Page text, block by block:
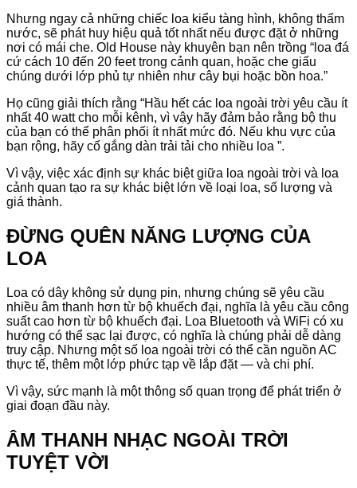
Nhưng ngay cả những chiếc loa kiểu tàng hình, không thấm
nước, sẽ phát huy hiệu quả tốt nhất nếu được đặt ở những
nơi có mái che. Old House này khuyên bạn nên trồng “loa đá
cứ cách 10 đến 20 feet trong cảnh quan, hoặc che giấu
chúng dưới lớp phủ tự nhiên như cây bụi hoặc bồn hoa.”
Họ cũng giải thích rằng “Hầu hết các loa ngoài trời yêu cầu ít
nhất 40 watt cho mỗi kênh, vì vậy hãy đảm bảo rằng bộ thu
của bạn có thể phân phối ít nhất mức đó. Nếu khu vực của
bạn rộng, hãy cố gắng dàn trải tải cho nhiều loa ”.
Vì vậy, việc xác định sự khác biệt giữa loa ngoài trời và loa
cảnh quan tạo ra sự khác biệt lớn về loại loa, số lượng và
giá thành.
ĐỪNG QUÊN NĂNG LƯỢNG CỦA
LOA
Loa có dây không sử dụng pin, nhưng chúng sẽ yêu cầu
nhiều âm thanh hơn từ bộ khuếch đại, nghĩa là yêu cầu công
suất cao hơn từ bộ khuếch đại. Loa Bluetooth và WiFi có xu
hướng có thể sạc lại được, có nghĩa là chúng phải dễ dàng
truy cập. Nhưng một số loa ngoài trời có thể cần nguồn AC
thực tế, thêm một lớp phức tạp về lắp đặt — và chi phí.
Vì vậy, sức mạnh là một thông số quan trọng để phát triển ở
giai đoạn đầu này.
ÂM THANH NHẠC NGOÀI TRỜI
TUYỆT VỜI